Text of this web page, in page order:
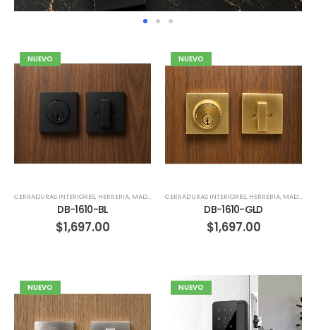
NUEVO
CERRADURAS INTERIORES, HERRERIA, MADERA
DB-1610-BL
$1,697.00
NUEVO
CERRADURAS INTERIORES, HERRERIA, MADERA
DB-1610-GLD
$1,697.00
NUEVO NUEVO